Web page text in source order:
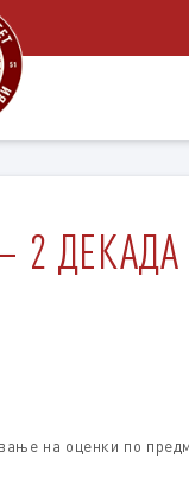
2 ДЕКАДА
на оценки по